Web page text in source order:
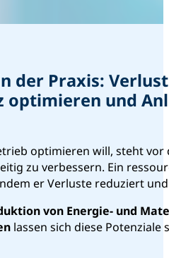
der Praxis:
optimieren und
optimieren will, steht vor
zu verbessern. Ein
er Verluste reduziert
von Energie- und
lassen sich diese